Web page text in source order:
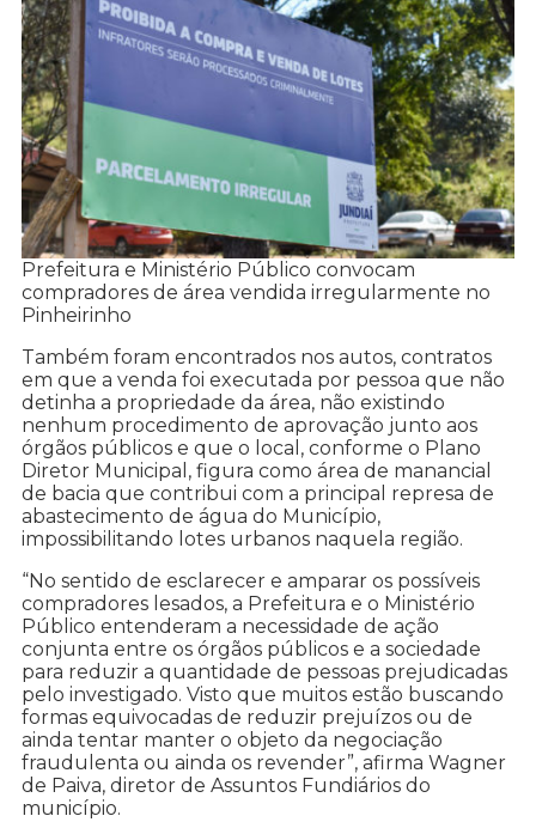
Prefeitura e Ministério Público convocam
compradores de área vendida irregularmente no
Pinheirinho
Também foram encontrados nos autos, contratos
em que a venda foi executada por pessoa que não
detinha a propriedade da área, não existindo
nenhum procedimento de aprovação junto aos
órgãos públicos e que o local, conforme o Plano
Diretor Municipal, figura como área de manancial
de bacia que contribui com a principal represa de
abastecimento de água do Município,
impossibilitando lotes urbanos naquela região.
“No sentido de esclarecer e amparar os possíveis
compradores lesados, a Prefeitura e o Ministério
Público entenderam a necessidade de ação
conjunta entre os órgãos públicos e a sociedade
para reduzir a quantidade de pessoas prejudicadas
pelo investigado. Visto que muitos estão buscando
formas equivocadas de reduzir prejuízos ou de
ainda tentar manter o objeto da negociação
fraudulenta ou ainda os revender”, afirma Wagner
de Paiva, diretor de Assuntos Fundiários do
município.